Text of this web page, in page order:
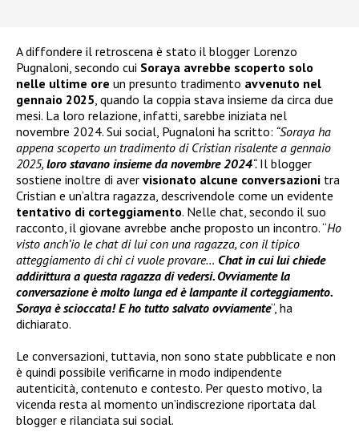
A diffondere il retroscena è stato il blogger Lorenzo
Pugnaloni, secondo cui Soraya avrebbe scoperto solo
nelle ultime ore un presunto tradimento avvenuto nel
gennaio 2025 , quando la coppia stava insieme da circa due
mesi. La loro relazione, infatti, sarebbe iniziata nel
novembre 2024. Sui social, Pugnaloni ha scritto: “Soraya ha
appena scoperto un tradimento di Cristian risalente a gennaio
2025, loro stavano insieme da novembre 2024“. Il blogger
sostiene inoltre di aver visionato alcune conversazioni tra
Cristian e un’altra ragazza, descrivendole come un evidente
tentativo di corteggiamento. Nelle chat, secondo il suo
racconto, il giovane avrebbe anche proposto un incontro. “Ho
visto anch’io le chat di lui con una ragazza, con il tipico
atteggiamento di chi ci vuole provare… Chat in cui lui chiede
addirittura a questa ragazza di vedersi. Ovviamente la
conversazione è molto lunga ed è lampante il corteggiamento.
Soraya è scioccata! E ho tutto salvato ovviamente“, ha
dichiarato.
Le conversazioni, tuttavia, non sono state pubblicate e non
è quindi possibile verificarne in modo indipendente
autenticità, contenuto e contesto. Per questo motivo, la
vicenda resta al momento un’indiscrezione riportata dal
blogger e rilanciata sui social.